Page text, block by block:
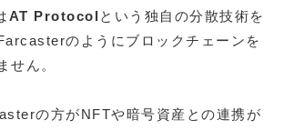
AT Protocol という独自の分散技術を
のようにブロックチェーンを
せん。
の方がNFTや暗号資産との連携が